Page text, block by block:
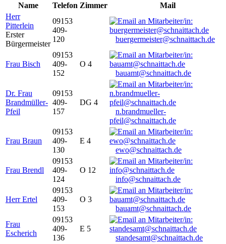
Name
Telefon Zimmer
Mail
Herr
Pitterlein
Erster
Bürgermeister
09153
409-
120
buergermeister@schnaittach.de
Frau Bisch
09153
409-
152
O 4
bauamt@schnaittach.de
Dr. Frau
Brandmüller-
Pfeil
09153
409-
157
DG 4
n.brandmueller-
pfeil@schnaittach.de
Frau Braun
09153
409-
130
E 4
ewo@schnaittach.de
Frau Brendl
09153
409-
124
O 12
info@schnaittach.de
Herr Ertel
09153
409-
153
O 3
bauamt@schnaittach.de
Frau
Escherich
09153
409-
136
E 5
standesamt@schnaittach.de